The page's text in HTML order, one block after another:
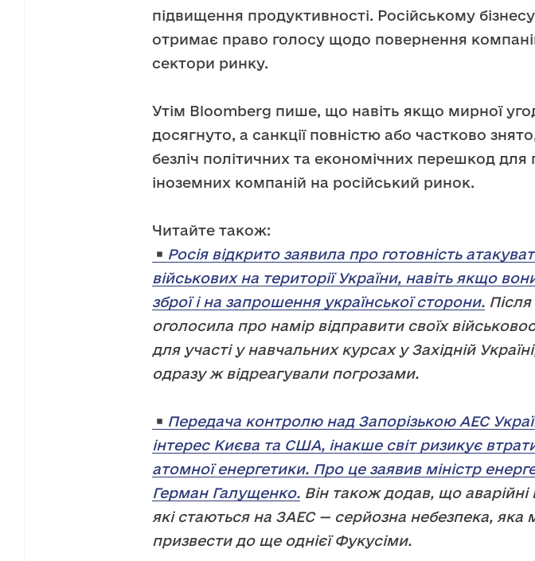
підвищення продуктивності. Російському
отримає право голосу щодо повернення
сектори ринку.
Утім Bloomberg пише, що навіть якщо мирної
досягнуто, а санкції повністю або частково
безліч політичних та економічних перешкод для
іноземних компаній на російський ринок.
Читайте також:
Росія відкрито заявила про готовність
військових на території України, навіть якщо
зброї і на запрошення української сторони.
оголосила про намір відправити своїх
для участі у навчальних курсах у Західній
одразу ж відреагували погрозами.
Передача контролю над Запорізькою АЕС
інтерес Києва та США, інакше світ ризикує
атомної енергетики. Про це заявив міністр
Герман Галущенко. Він також додав, що аварійні
які стаються на ЗАЕС — серйозна небезпека, яка
призвести до ще однієї Фукусіми.